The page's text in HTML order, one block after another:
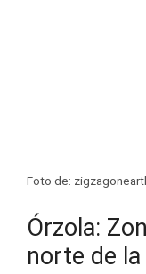
Foto de:
Órzola:
norte de